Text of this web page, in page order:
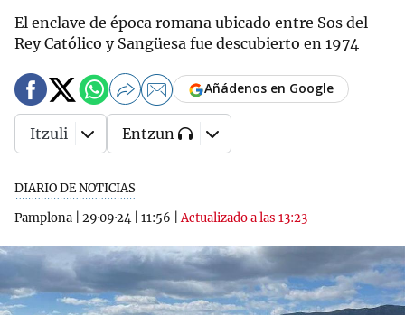
El enclave de época romana ubicado entre Sos del
Rey Católico y Sangüesa fue descubierto en 1974
DIARIO DE NOTICIAS
Pamplona
29·09·24 11:56 |Actualizado a las 13:23
Añádenos en Google
Itzuli Entzun